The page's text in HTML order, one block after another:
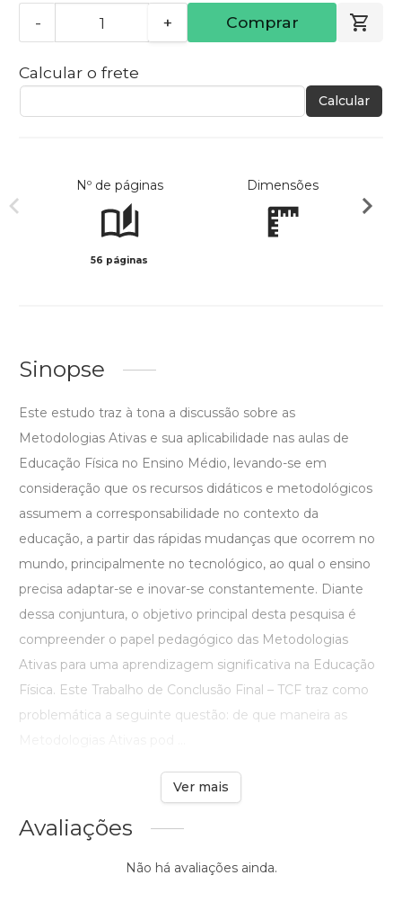
- + Comprar
Calcular o frete
Calcular
Nº de páginas
56 páginas
Dimensões
Sinopse
Este estudo traz à tona a discussão sobre as
Metodologias Ativas e sua aplicabilidade nas aulas de
Educação Física no Ensino Médio, levando-se em
consideração que os recursos didáticos e metodológicos
assumem a corresponsabilidade no contexto da
educação, a partir das rápidas mudanças que ocorrem no
mundo, principalmente no tecnológico, ao qual o ensino
precisa adaptar-se e inovar-se constantemente. Diante
dessa conjuntura, o objetivo principal desta pesquisa é
compreender o papel pedagógico das Metodologias
Ativas para uma aprendizagem significativa na Educação
Física. Este Trabalho de Conclusão Final – TCF traz como
problemática a seguinte questão: de que maneira as
Ver mais
Avaliações
Não há avaliações ainda.